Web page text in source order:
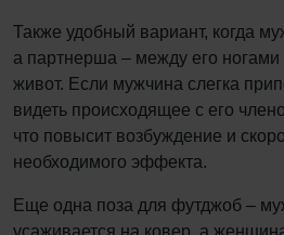
Также удобный вариант, когда
а партнерша – между его ногами
живот. Если мужчина слегка
видеть происходящее с его
что повысит возбуждение и
необходимого эффекта.
Еще одна поза для футджоб –